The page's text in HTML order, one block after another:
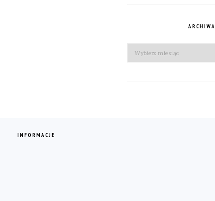
ARCHIWA
Archiwa
INFORMACJE